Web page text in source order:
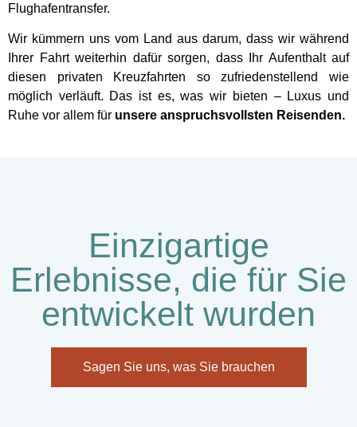
Flughafentransfer.
Wir kümmern uns vom Land aus darum, dass wir während
Ihrer Fahrt weiterhin dafür sorgen, dass Ihr Aufenthalt auf
diesen privaten Kreuzfahrten so zufriedenstellend wie
möglich verläuft. Das ist es, was wir bieten – Luxus und
Ruhe vor allem für unsere anspruchsvollsten Reisenden.
Einzigartige
Erlebnisse, die für Sie
entwickelt wurden
Sagen Sie uns, was Sie brauchen